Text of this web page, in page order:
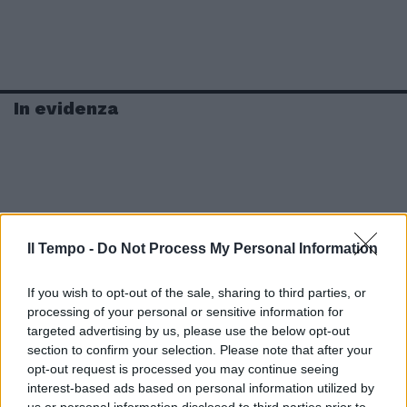
Il Tempo - Do Not Process My Personal Information
If you wish to opt-out of the sale, sharing to third parties, or
processing of your personal or sensitive information for
targeted advertising by us, please use the below opt-out
section to confirm your selection. Please note that after your
opt-out request is processed you may continue seeing
interest-based ads based on personal information utilized by
In evidenza